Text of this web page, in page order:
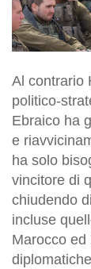
Al contrario
politico-
Ebraico ha
e
ha solo
vincitore di
chiudendo
incluse
Marocco ed